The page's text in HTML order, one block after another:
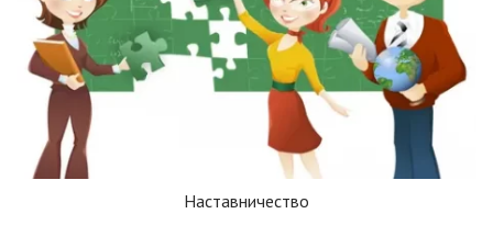
Наставничество